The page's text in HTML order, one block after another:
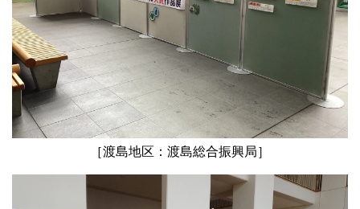
［渡島地区：渡島総合振興局］